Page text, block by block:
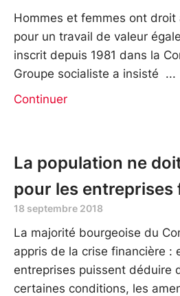
Hommes et femmes ont droit
pour un travail de valeur
inscrit depuis 1981 dans la
Groupe socialiste a insisté
Continuer
La population ne
pour les entreprises
18 septembre 2018
La majorité bourgeoise du
appris de la crise financière :
entreprises puissent déduire
certaines conditions, les